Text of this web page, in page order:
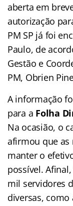
aberta em
autorização
PM SP já foi
Paulo, de
Gestão e
PM, Obrien
A informação
para a Folha
Na ocasião, o
afirmou que as
manter o
possível.
mil servidores
diversas,